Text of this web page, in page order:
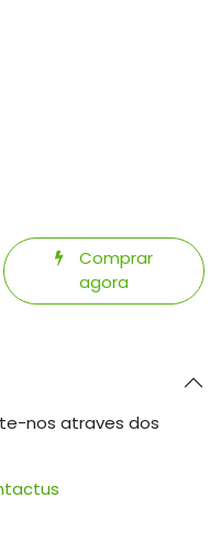
Comprar
agora
nos atraves dos